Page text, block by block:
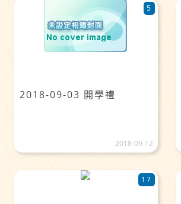
2018-09-03 開學禮
5
2018-09-12
17